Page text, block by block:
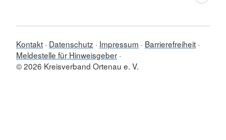
Kontakt Datenschutz Impressum
Barrierefreiheit
Meldestelle für Hinweisgeber
© 2026 Kreisverband Ortenau e. V.